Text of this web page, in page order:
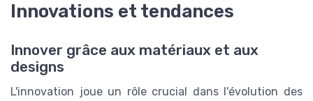
Innovations et tendances
Innover grâce aux matériaux et aux
designs
L'innovation joue un rôle crucial dans l'évolution des